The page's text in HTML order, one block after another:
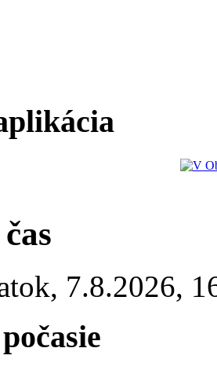
, 7.8.2026,